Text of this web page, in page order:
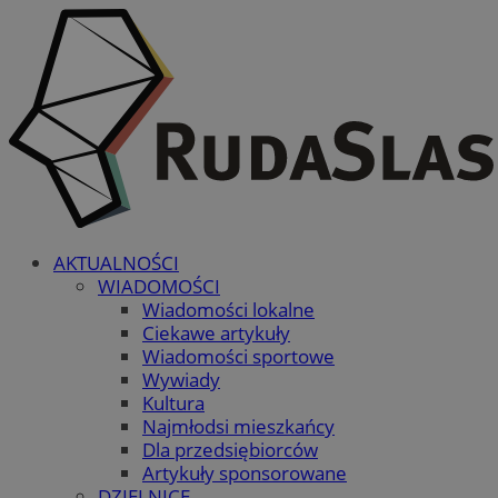
AKTUALNOŚCI
WIADOMOŚCI
Wiadomości lokalne
Ciekawe artykuły
Wiadomości sportowe
Wywiady
Kultura
Najmłodsi mieszkańcy
Dla przedsiębiorców
Artykuły sponsorowane